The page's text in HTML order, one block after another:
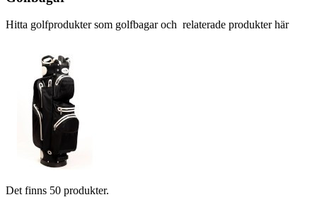
Hitta golfprodukter som golfbagar och relaterade produkter här
Det finns 50 produkter.